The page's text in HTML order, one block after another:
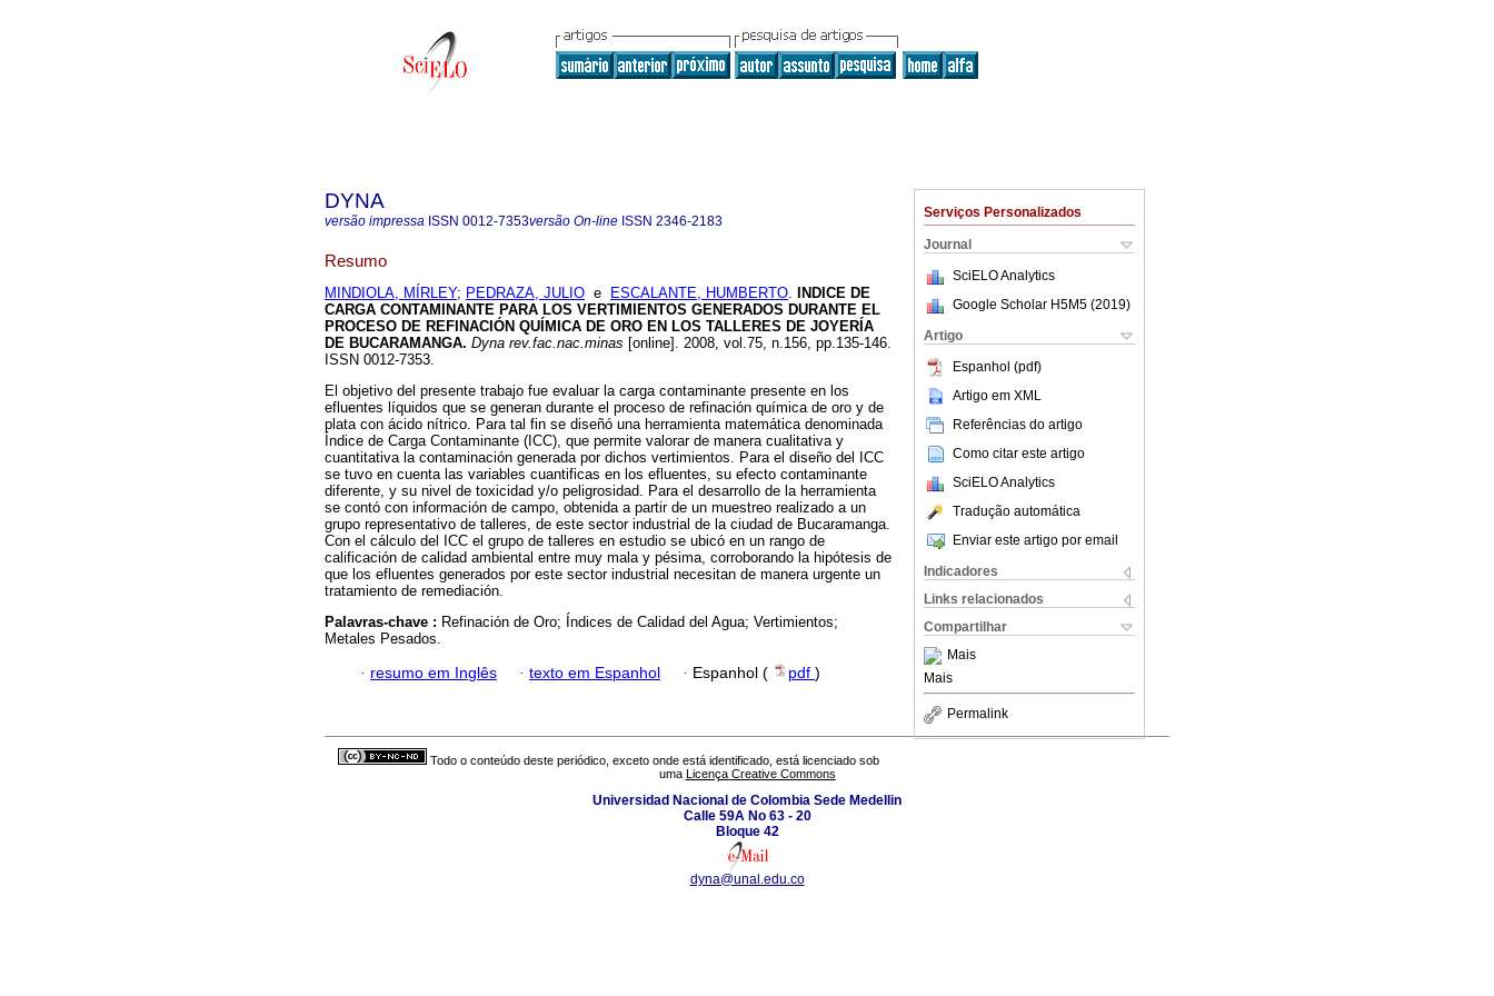
Serviços Personalizados
Journal
SciELO Analytics
Google Scholar H5M5 (2019)
Artigo
Espanhol (pdf)
Artigo em XML
Referências do artigo
Como citar este artigo
SciELO Analytics
Tradução automática
Enviar este artigo por email
Indicadores
Links relacionados
Compartilhar
Mais
Mais
Permalink
DYNA
versão impressa ISSN 0012-7353versão On-line ISSN 2346-2183
Resumo
MINDIOLA, MÍRLEY; PEDRAZA, JULIO e ESCALANTE, HUMBERTO.
INDICE DE
CARGA CONTAMINANTE PARA LOS VERTIMIENTOS GENERADOS DURANTE EL
PROCESO DE REFINACIÓN QUÍMICA DE ORO EN LOS TALLERES DE JOYERÍA
DE BUCARAMANGA. Dyna rev.fac.nac.minas [online]. 2008, vol.75, n.156, pp.135-146.
ISSN 0012-7353.
El objetivo del presente trabajo fue evaluar la carga contaminante presente en los
efluentes líquidos que se generan durante el proceso de refinación química de oro y de
plata con ácido nítrico. Para tal fin se diseñó una herramienta matemática denominada
Índice de Carga Contaminante (ICC), que permite valorar de manera cualitativa y
cuantitativa la contaminación generada por dichos vertimientos. Para el diseño del ICC
se tuvo en cuenta las variables cuantificas en los efluentes, su efecto contaminante
diferente, y su nivel de toxicidad y/o peligrosidad. Para el desarrollo de la herramienta
se contó con información de campo, obtenida a partir de un muestreo realizado a un
grupo representativo de talleres, de este sector industrial de la ciudad de Bucaramanga.
Con el cálculo del ICC el grupo de talleres en estudio se ubicó en un rango de
calificación de calidad ambiental entre muy mala y pésima, corroborando la hipótesis de
que los efluentes generados por este sector industrial necesitan de manera urgente un
tratamiento de remediación.
Palavras-chave : Refinación de Oro; Índices de Calidad del Agua; Vertimientos;
Metales Pesados.
· resumo em Inglês · texto em Espanhol · Espanhol ( pdf )
Todo o conteúdo deste periódico, exceto onde está identificado, está licenciado sob
uma Licença Creative Commons
Universidad Nacional de Colombia Sede Medellin
Calle 59A No 63 - 20
Bloque 42
dyna@unal.edu.co